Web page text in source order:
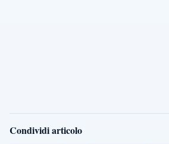
Condividi articolo